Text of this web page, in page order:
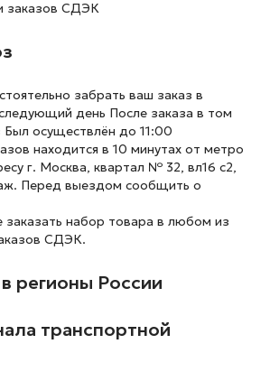
заказов СДЭК
забрать ваш заказ в
день После заказа в том
Был осуществлён до 11:00
находится в 10 минутах от метро
г. Москва, квартал № 32, вл16 с2,
Перед выездом сообщить о
набор товара в любом из
СДЭК.
регионы России
транспортной